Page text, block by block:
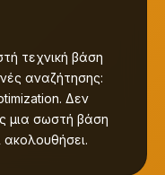
τεχνική βάση
αναζήτησης:
Δεν
μια σωστή βάση
ακολουθήσει.